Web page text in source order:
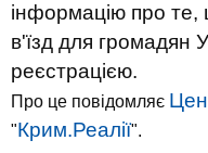
інформацію про те,
в'їзд для громадян
реєстрацією.
Про це повідомляє
"Крим.Реалії".